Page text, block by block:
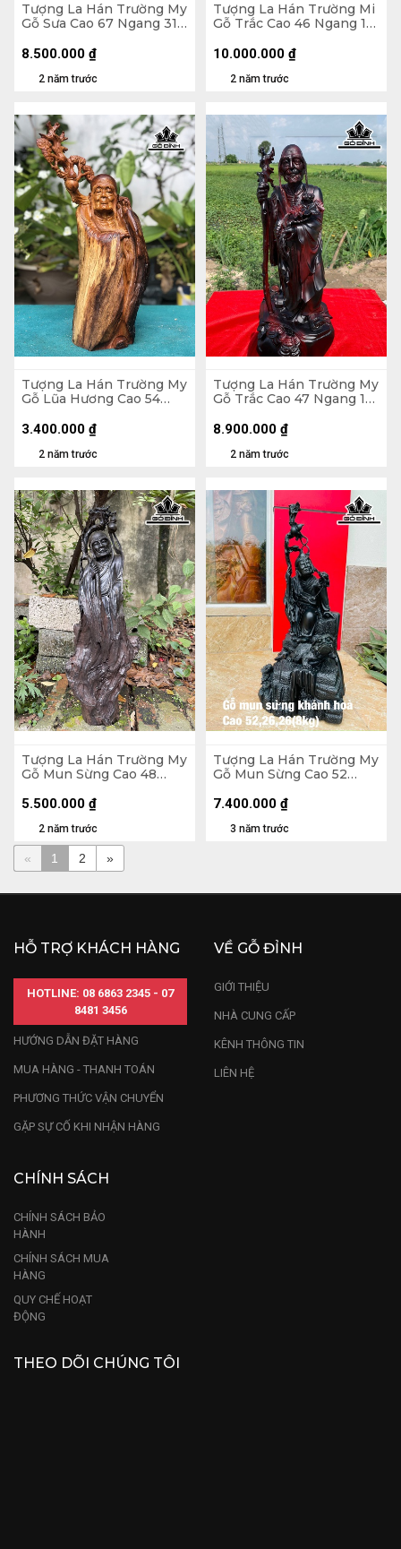
Tượng La Hán Trường My
Gỗ Sưa Cao 67 Ngang 31
2 năm trước
8.500.000 ₫
Tượng La Hán Trường Mi
Gỗ Trắc Cao 46 Ngang 16
2 năm trước
10.000.000 ₫
Tượng La Hán Trường My
Gỗ Lũa Hương Cao 54
2 năm trước
3.400.000 ₫
Tượng La Hán Trường My
Gỗ Trắc Cao 47 Ngang 18
2 năm trước
8.900.000 ₫
Tượng La Hán Trường My
Gỗ Mun Sừng Cao 48
2 năm trước
5.500.000 ₫
Tượng La Hán Trường My
Gỗ Mun Sừng Cao 52
3 năm trước
7.400.000 ₫
« 1 2 »
HỖ TRỢ KHÁCH HÀNG
HOTLINE: 08 6863 2345 - 07
8481 3456
HƯỚNG DẪN ĐẶT HÀNG
MUA HÀNG - THANH TOÁN
PHƯƠNG THỨC VẬN CHUYỂN
GẶP SỰ CỐ KHI NHẬN HÀNG
VỀ GỖ ĐỈNH
GIỚI THIỆU
NHÀ CUNG CẤP
KÊNH THÔNG TIN
LIÊN HỆ
CHÍNH SÁCH
CHÍNH SÁCH BẢO
HÀNH
CHÍNH SÁCH MUA
HÀNG
QUY CHẾ HOẠT
ĐỘNG
THEO DÕI CHÚNG TÔI